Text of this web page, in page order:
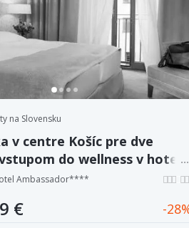
na Slovensku
v centre Košíc pre dve
do wellness v hoteli
Ambassador****
€ 28